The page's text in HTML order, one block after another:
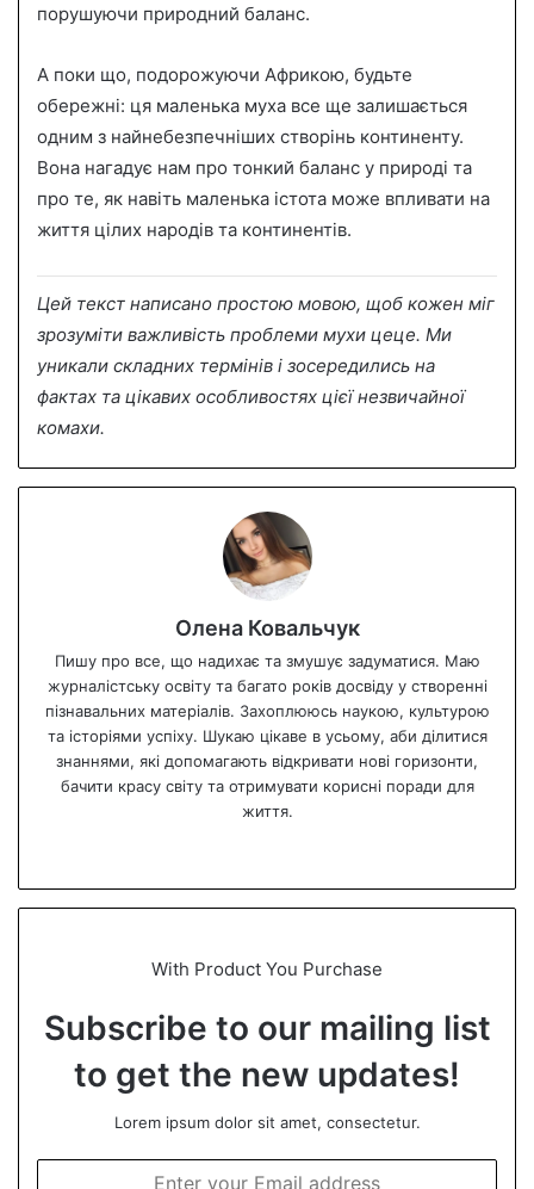
порушуючи природний баланс.
А поки що, подорожуючи Африкою, будьте
обережні: ця маленька муха все ще залишається
одним з найнебезпечніших створінь континенту.
Вона нагадує нам про тонкий баланс у природі та
про те, як навіть маленька істота може впливати на
життя цілих народів та континентів.
Цей текст написано простою мовою, щоб кожен міг
зрозуміти важливість проблеми мухи цеце. Ми
уникали складних термінів і зосередились на
фактах та цікавих особливостях цієї незвичайної
комахи.
Олена Ковальчук
Пишу про все, що надихає та змушує задуматися. Маю
журналістську освіту та багато років досвіду у створенні
пізнавальних матеріалів. Захоплююсь наукою, культурою
та історіями успіху. Шукаю цікаве в усьому, аби ділитися
знаннями, які допомагають відкривати нові горизонти,
бачити красу світу та отримувати корисні поради для
життя.
te
With Product You Purchase
Subscribe to our mailing list
to get the new updates!
Lorem ipsum dolor sit amet, consectetur.